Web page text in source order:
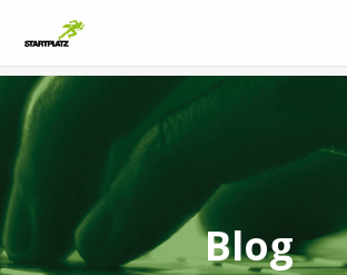
Blog